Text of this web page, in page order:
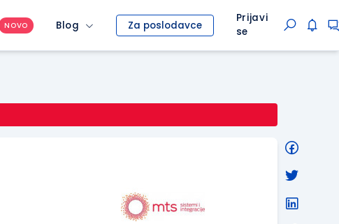
NOVO Blog Za poslodavce
Prijavi
se